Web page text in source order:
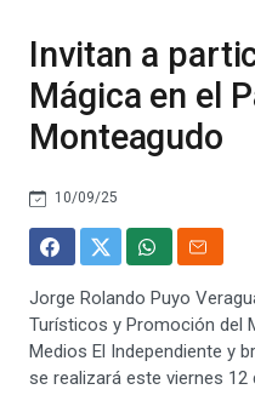
Invitan a
Mágica en el
Monteagudo
10/09/25
Jorge Rolando Puyo
Turísticos y Promoción del
Medios El Independiente y
se realizará este viernes